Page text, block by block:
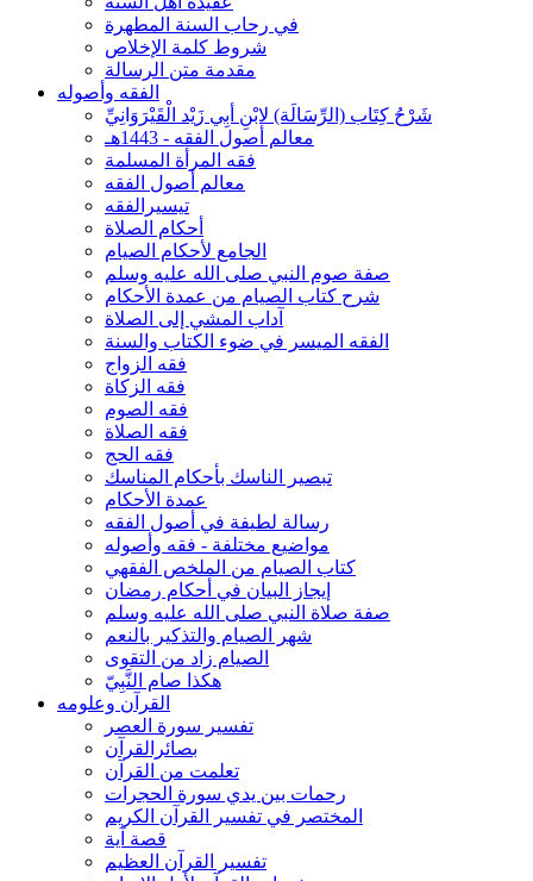
في رحاب السنة المطهرة
شروط كلمة الإخلاص
مقدمة متن الرسالة
الفقه وأصوله
شَرْحُ كِتَاب (الرِّسَالَة) لابْنِ أبِي زَيْد الْقَيْرَوَانِيِّ
معالم أصول الفقه - 1443هـ
فقه المرأة المسلمة
معالم أصول الفقه
تيسيرالفقه
أحكام الصلاة
الجامع لأحكام الصيام
صفة صوم النبي صلى الله عليه وسلم
شرح كتاب الصيام من عمدة الأحكام
آداب المشي إلى الصلاة
الفقه الميسر في ضوء الكتاب والسنة
فقه الزواج
فقه الزكاة
فقه الصوم
فقه الصلاة
فقه الحج
تبصير الناسك بأحكام المناسك
عمدة الأحكام
رسالة لطيفة في أصول الفقه
مواضيع مختلفة - فقه وأصوله
كتاب الصيام من الملخص الفقهي
إيجاز البيان في أحكام رمضان
صفة صلاة النبي صلى الله عليه وسلم
شهر الصيام والتذكير بالنعم
الصيام زاد من التقوى
هكذا صام النَّبِيّ
القرآن وعلومه
تفسير سورة العصر
بصائرالقرآن
تعلمت من القرآن
رحمات بين يدي سورة الحجرات
المختصر في تفسير القرآن الكريم
قصة آية
تفسير القرآن العظيم